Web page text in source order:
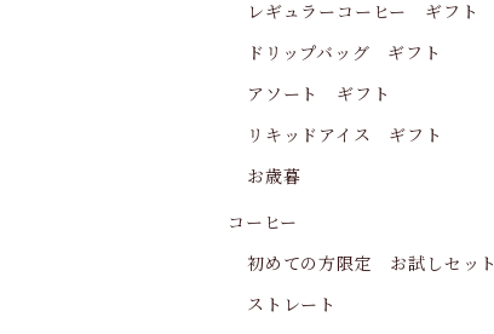
レギュラーコーヒー ギフト
ドリップバッグ ギフト
アソート ギフト
リキッドアイス ギフト
お歳暮
コーヒー
初めての方限定 お試しセット
ストレート